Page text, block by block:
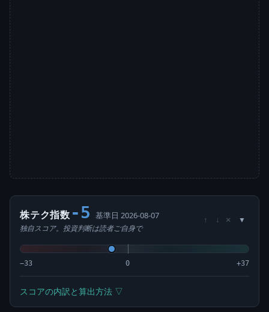
株テク指数 -5 基準日 2026-08-07
独自スコア。投資判断は読者ご自身で
↑ ↓ ×
−33 0 +37
スコアの内訳と算出方法 ▽